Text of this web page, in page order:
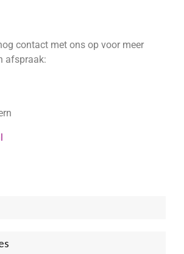
contact met ons op voor meer
afspraak: